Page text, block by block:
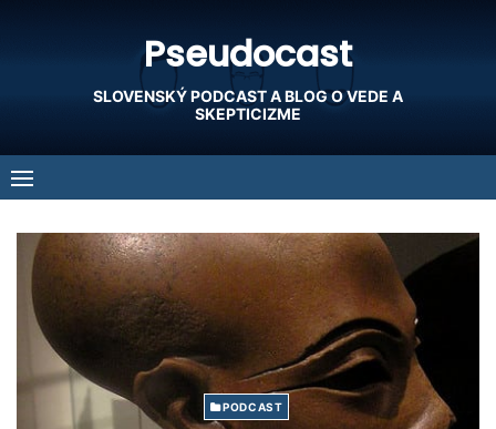
Pseudocast
SLOVENSKÝ PODCAST A BLOG O VEDE A
SKEPTICIZME
PODCAST